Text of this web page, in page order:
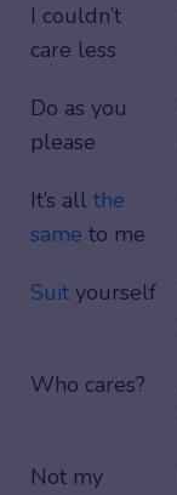
I couldn’t
care less
Do as you
please
It’s all the
same to me
Suit yourself
Who cares?
Not my